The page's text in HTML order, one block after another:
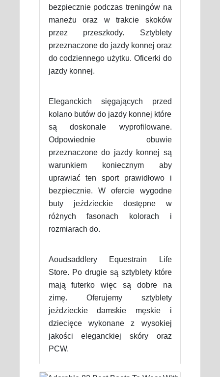
bezpiecznie podczas treningów na
maneżu oraz w trakcie skoków
przez przeszkody. Sztyblety
przeznaczone do jazdy konnej oraz
do codziennego użytku. Oficerki do
jazdy konnej.
Eleganckich sięgających przed
kolano butów do jazdy konnej które
są doskonale wyprofilowane.
Odpowiednie obuwie
przeznaczone do jazdy konnej są
warunkiem koniecznym aby
uprawiać ten sport prawidłowo i
bezpiecznie. W ofercie wygodne
buty jeździeckie dostępne w
różnych fasonach kolorach i
rozmiarach do.
Aoudsaddlery Equestrain Life
Store. Po drugie są sztyblety które
mają futerko więc są dobre na
zimę. Oferujemy sztyblety
jeździeckie damskie męskie i
dziecięce wykonane z wysokiej
jakości eleganckiej skóry oraz
PCW.